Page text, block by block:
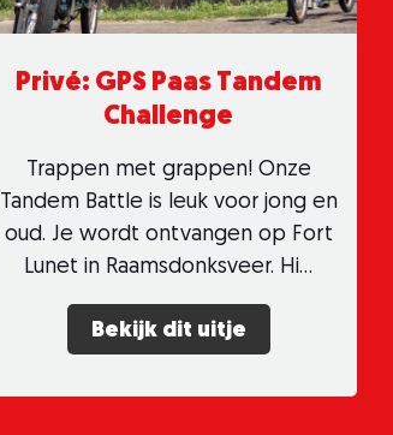
Privé: GPS Paas Tandem
Challenge
Trappen met grappen! Onze
Tandem Battle is leuk voor jong en
oud. Je wordt ontvangen op Fort
Lunet in Raamsdonksveer. Hi…
Bekijk dit uitje